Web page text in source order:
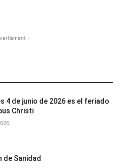
-
4 de junio de 2026 es el feriado
Christi
de Sanidad